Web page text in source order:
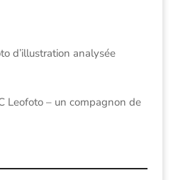
d’illustration analysée
Leofoto – un compagnon de